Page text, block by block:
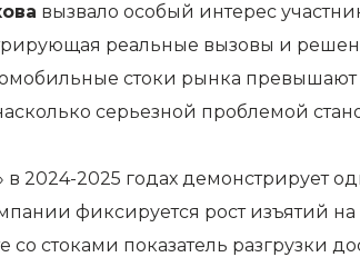
вызвало особый интерес
реальные вызовы и
стоки рынка
серьезной проблемой
2024-2025 годах демонстрирует
фиксируется рост изъятий
стоками показатель разгрузки